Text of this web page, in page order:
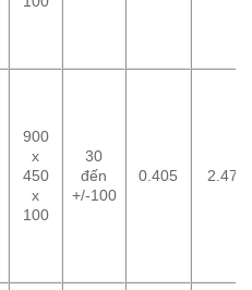
900
x
450
x
100
30
đến
+/-100
0.405 2.47